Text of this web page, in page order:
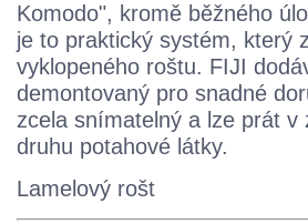
Komodo", kromě běžného
je to praktický systém, který
vyklopeného roštu. FIJI
demontovaný pro snadné
zcela snímatelný a lze prát v
druhu potahové látky.
Lamelový rošt